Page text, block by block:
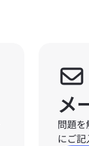
メ
問題
にご記